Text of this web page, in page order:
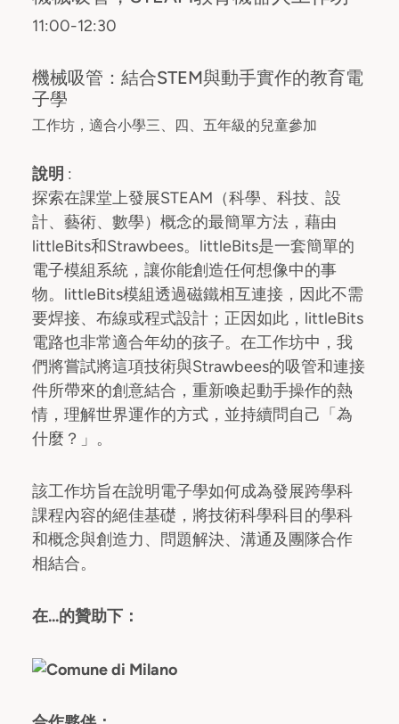
11:00-12:30
機械吸管：結合STEM與動手實作的教育電
子學
工作坊，適合小學三、四、五年級的兒童參加
說明 :
探索在課堂上發展STEAM（科學、科技、設
計、藝術、數學）概念的最簡單方法，藉由
littleBits和Strawbees。littleBits是一套簡單的
電子模組系統，讓你能創造任何想像中的事
物。littleBits模組透過磁鐵相互連接，因此不需
要焊接、布線或程式設計；正因如此，littleBits
電路也非常適合年幼的孩子。在工作坊中，我
們將嘗試將這項技術與Strawbees的吸管和連接
件所帶來的創意結合，重新喚起動手操作的熱
情，理解世界運作的方式，並持續問自己「為
什麼？」。
該工作坊旨在說明電子學如何成為發展跨學科
課程內容的絕佳基礎，將技術科學科目的學科
和概念與創造力、問題解決、溝通及團隊合作
相結合。
在...的贊助下：